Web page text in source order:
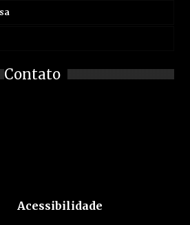
Contato
Acessibilidade